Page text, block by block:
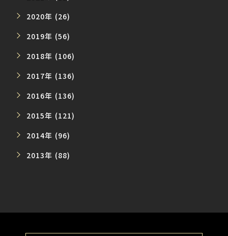
2020年 (26)
2019年 (56)
2018年 (106)
2017年 (136)
2016年 (136)
2015年 (121)
2014年 (96)
2013年 (88)